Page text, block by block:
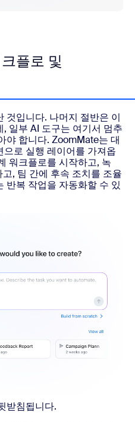
플로 및
것입니다. 나머지 절반은 이
일부 AI 도구는 여기서 멈추
야 합니다. ZoomMate는 대
로 실행 레이어를 가져옵
워크플로를 시작하고, 녹
, 팀 간에 후속 조치를 조율
반복 작업을 자동화할 수 있
받침됩니다.